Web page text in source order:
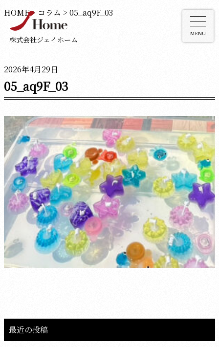
株式会社ジェイホーム
MENU
HOME> コラム > 05_aq9F_03
2026年4月29日
05_aq9F_03
最近の投稿